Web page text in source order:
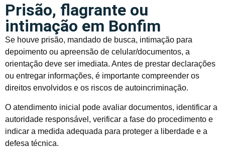
Prisão, flagrante ou
intimação em Bonfim
Se houve prisão, mandado de busca, intimação para
depoimento ou apreensão de celular/documentos, a
orientação deve ser imediata. Antes de prestar declarações
ou entregar informações, é importante compreender os
direitos envolvidos e os riscos de autoincriminação.
O atendimento inicial pode avaliar documentos, identificar a
autoridade responsável, verificar a fase do procedimento e
indicar a medida adequada para proteger a liberdade e a
defesa técnica.